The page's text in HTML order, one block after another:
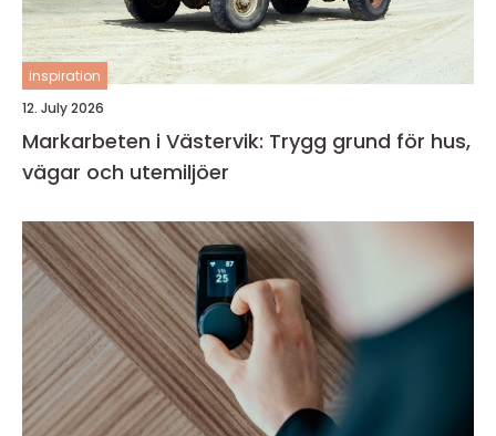
inspiration
12. July 2026
Markarbeten i Västervik: Trygg grund för hus,
vägar och utemiljöer